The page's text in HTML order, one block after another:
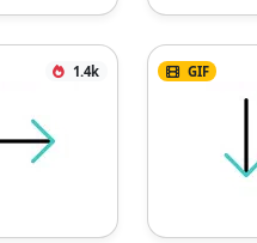
1.4k GIF